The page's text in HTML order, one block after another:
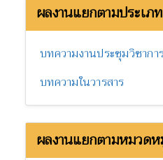
ผลงานแยกตามประเภท
บทความงานประชุมวิชากา
บทความในวารสาร
ผลงานแยกตามหมวด